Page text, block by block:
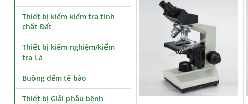
Thiết bị kiểm kiểm tra tính
chất Đất
Thiết bị kiểm nghiệm/kiểm
tra Lá
Buồng đếm tế bào
Thiết bị Giải phẫu bệnh